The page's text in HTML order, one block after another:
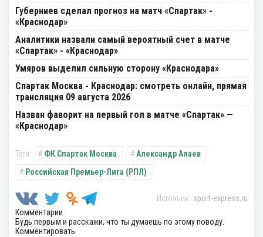
Губерниев сделал прогноз на матч «Спартак» -
«Краснодар»
Аналитики назвали самый вероятный счет в матче
«Спартак» - «Краснодар»
Умяров выделил сильную сторону «Краснодара»
Спартак Москва - Краснодар: смотреть онлайн, прямая
трансляция 09 августа 2026
Назван фаворит на первый гол в матче «Спартак» —
«Краснодар»
ФК Спартак Москва
Александр Алаев
Российская Премьер-Лига (РПЛ)
sport-express.ru
Комментарии
Будь первым и расскажи, что ты думаешь по этому поводу.
Комментировать